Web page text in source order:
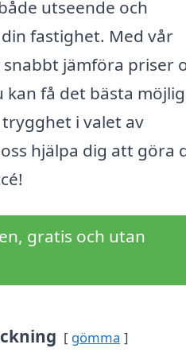
utseende och
fastighet. Med vår
jämföra priser
kan få det bästa
i valet av
hjälpa dig att göra
gratis och utan
gömma